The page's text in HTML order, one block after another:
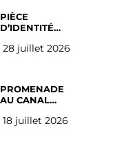
PIÈCE
D’IDENTITÉ
SUR LES
28 juillet 2026
PROMENADE
AU CANAL
(les gauchistes
18 juillet 2026